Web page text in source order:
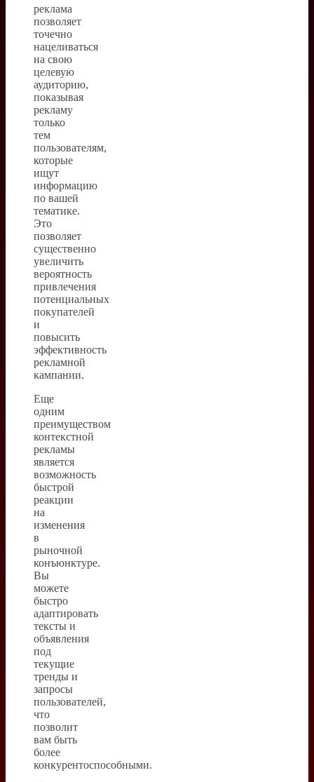
реклама
позволяет
точечно
нацеливаться
на свою
целевую
аудиторию,
показывая
рекламу
только
тем
пользователям,
которые
ищут
информацию
по вашей
тематике.
Это
позволяет
существенно
увеличить
вероятность
привлечения
потенциальных
покупателей
и
повысить
эффективность
рекламной
кампании.
Еще
одним
преимуществом
контекстной
рекламы
является
возможность
быстрой
реакции
на
изменения
в
рыночной
конъюнктуре.
Вы
можете
быстро
адаптировать
тексты и
объявления
под
текущие
тренды и
запросы
пользователей,
что
позволит
вам быть
более
конкурентоспособными.